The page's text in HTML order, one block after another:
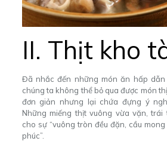
II. Thịt kho
Đã nhắc đến những món ăn hấp dẫn
chúng ta không thể bỏ qua được món
đơn giản nhưng lại chứa đựng ý
Những miếng thịt vuông vừa vặn,
cho sự “vuông tròn đều đặn, cầu
phúc”.